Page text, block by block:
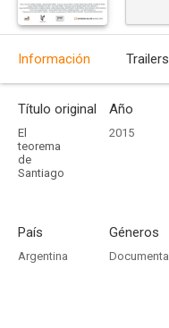
Información Trailers
Título original
El
teorema
de
Santiago
Año
2015
País
Argentina
Géneros
Documental